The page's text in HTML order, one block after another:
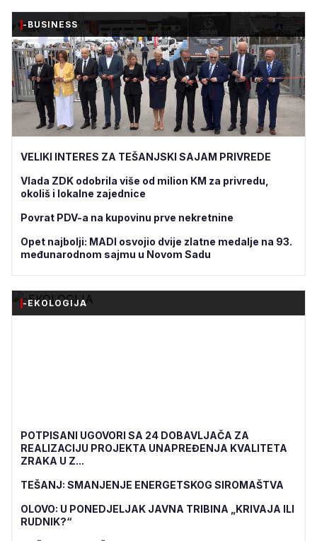
-BUSINESS
VELIKI INTERES ZA TEŠANJSKI SAJAM PRIVREDE
Vlada ZDK odobrila više od milion KM za privredu,
okoliš i lokalne zajednice
Povrat PDV-a na kupovinu prve nekretnine
Opet najbolji: MADI osvojio dvije zlatne medalje na 93.
međunarodnom sajmu u Novom Sadu
-EKOLOGIJA
POTPISANI UGOVORI SA 24 DOBAVLJAČA ZA
REALIZACIJU PROJEKTA UNAPREĐENJA KVALITETA
ZRAKA U Z...
TEŠANJ: SMANJENJE ENERGETSKOG SIROMAŠTVA
OLOVO: U PONEDJELJAK JAVNA TRIBINA „KRIVAJA ILI
RUDNIK?“